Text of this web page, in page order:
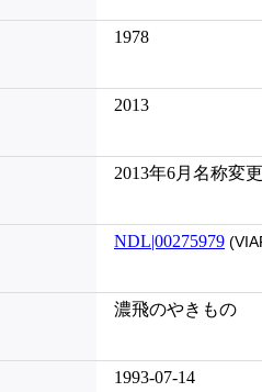
1978
2013
2013年6月名称変更
NDL|00275979
濃飛のやきもの
1993-07-14